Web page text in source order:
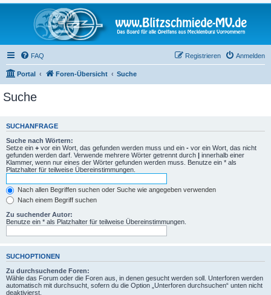
FAQ Anmelden
Registrieren
Portal Foren-Übersicht Suche
Suche
SUCHANFRAGE
Suche nach Wörtern:
Setze ein + vor ein Wort, das gefunden werden muss und ein - vor ein Wort, das nicht
gefunden werden darf. Verwende mehrere Wörter getrennt durch | innerhalb einer
Klammer, wenn nur eines der Wörter gefunden werden muss. Benutze ein * als
Platzhalter für teilweise Übereinstimmungen.
Nach allen Begriffen suchen oder Suche wie angegeben verwenden
Nach einem Begriff suchen
Zu suchender Autor:
Benutze ein * als Platzhalter für teilweise Übereinstimmungen.
SUCHOPTIONEN
Zu durchsuchende Foren:
Wähle das Forum oder die Foren aus, in denen gesucht werden soll. Unterforen werden
automatisch mit durchsucht, sofern du die Option „Unterforen durchsuchen“ unten nicht
deaktivierst.